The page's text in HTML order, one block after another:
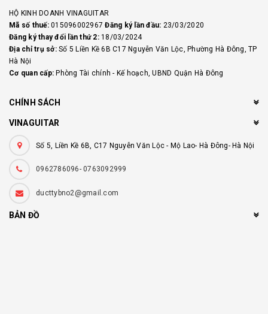
HỘ KINH DOANH VINAGUITAR
Mã số thuế:015096002967Đăng ký lần đầu: 23/03/2020
Đăng ký thay đổi lần thứ 2:18/03/2024
Địa chỉ trụ sở:Số 5 Liền Kề 6B C17 Nguyễn Văn Lộc, Phường Hà Đông, TP
Hà Nội
Cơ quan cấp: Phòng Tài chính - Kế hoạch, UBND Quận Hà Đông
CHÍNH SÁCH
VINAGUITAR
Số 5, Liền Kề 6B, C17 Nguyễn Văn Lộc - Mộ Lao- Hà Đông- Hà Nội
0962786096- 0763092999
ducttybno2@gmail.com
BẢN ĐỒ